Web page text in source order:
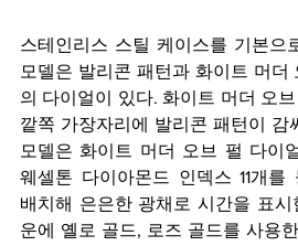
스테인리스 스틸 케이스를 기본으
모델은 발리콘 패턴과 화이트 머더
의 다이얼이 있다. 화이트 머더 오
깥쪽 가장자리에 발리콘 패턴이 감
모델은 화이트 머더 오브 펄 다이
웨셀톤 다이아몬드 인덱스 11개를
배치해 은은한 광채로 시간을 표
운에 옐로 골드, 로즈 골드를 사용